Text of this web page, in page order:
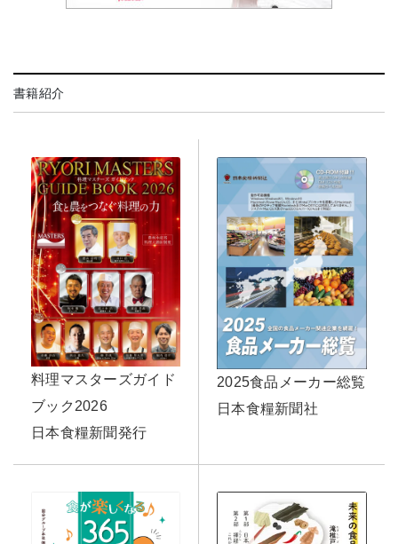
書籍紹介
料理マスターズガイド
ブック2026
日本食糧新聞発行
2025食品メーカー総覧
日本食糧新聞社